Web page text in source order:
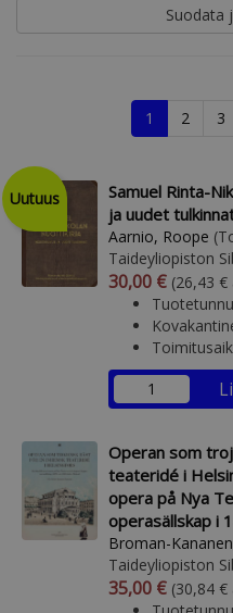
Suodata
1 2 3
Uutuus
Samuel Rinta-
ja uudet
Aarnio, Roope
Taideyliopiston
30,00 € (26,43 €
Operan som
teateridé i
opera på Nya
operasällskap i
Broman-
Taideyliopiston
35,00 € (30,84 €